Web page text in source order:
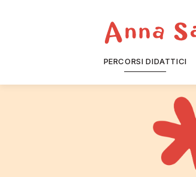
PERCORSI DIDATTICI